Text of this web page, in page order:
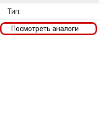
Тип:
Посмотреть аналоги